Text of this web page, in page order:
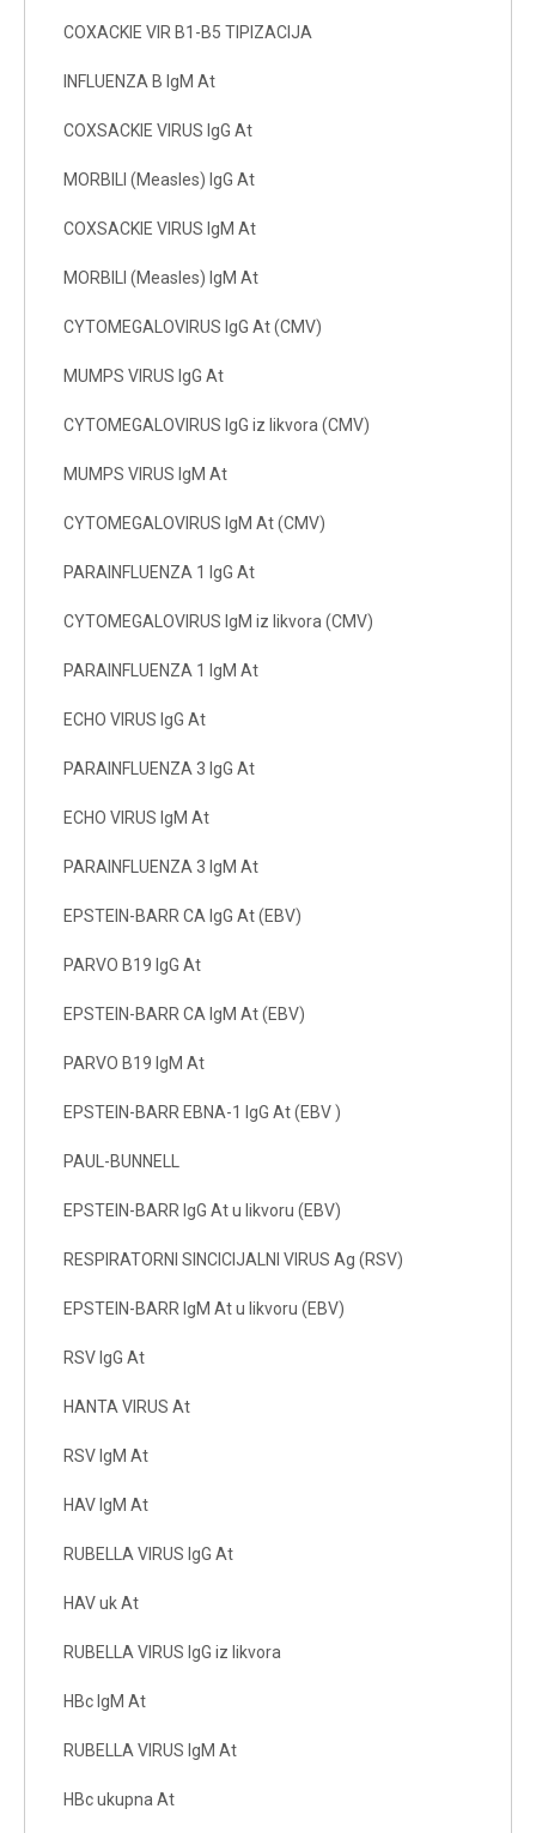
COXACKIE VIR B1-B5 TIPIZACIJA
INFLUENZA B IgM At
COXSACKIE VIRUS IgG At
MORBILI (Measles) IgG At
COXSACKIE VIRUS IgM At
MORBILI (Measles) IgM At
CYTOMEGALOVIRUS IgG At (CMV)
MUMPS VIRUS IgG At
CYTOMEGALOVIRUS IgG iz likvora (CMV)
MUMPS VIRUS IgM At
CYTOMEGALOVIRUS IgM At (CMV)
PARAINFLUENZA 1 IgG At
CYTOMEGALOVIRUS IgM iz likvora (CMV)
PARAINFLUENZA 1 IgM At
ECHO VIRUS IgG At
PARAINFLUENZA 3 IgG At
ECHO VIRUS IgM At
PARAINFLUENZA 3 IgM At
EPSTEIN-BARR CA IgG At (EBV)
PARVO B19 IgG At
EPSTEIN-BARR CA IgM At (EBV)
PARVO B19 IgM At
EPSTEIN-BARR EBNA-1 IgG At (EBV )
PAUL-BUNNELL
EPSTEIN-BARR IgG At u likvoru (EBV)
RESPIRATORNI SINCICIJALNI VIRUS Ag (RSV)
EPSTEIN-BARR IgM At u likvoru (EBV)
RSV IgG At
HANTA VIRUS At
RSV IgM At
HAV IgM At
RUBELLA VIRUS IgG At
HAV uk At
RUBELLA VIRUS IgG iz likvora
HBc IgM At
RUBELLA VIRUS IgM At
HBc ukupna At